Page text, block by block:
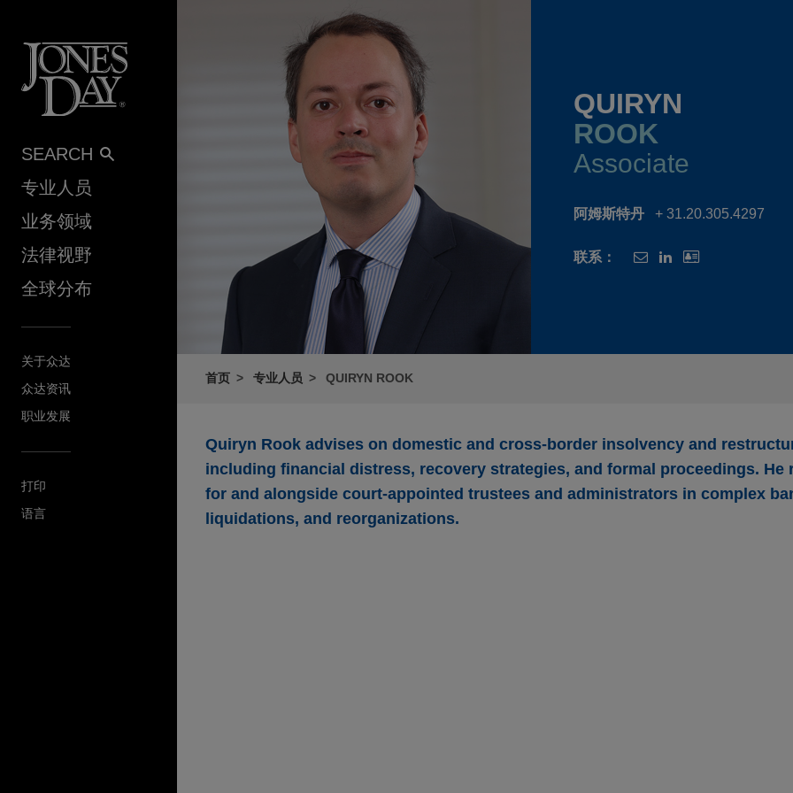
SEARCH
专业人员
业务领域
法律视野
全球分布
关于众达
众达资讯
职业发展
打印
语言
QUIRYN
ROOK
Associate
阿姆斯特丹 + 31.20.305.4297
联系：
首页 专业人员 QUIRYN ROOK
Quiryn Rook advises on domestic and cross-border insolvency and
including financial distress, recovery strategies, and formal proceedings. He
for and alongside court-appointed trustees and administrators in complex
liquidations, and reorganizations.